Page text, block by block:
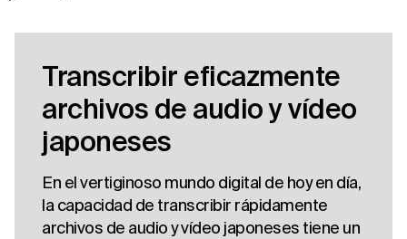
Transcribir eficazmente
archivos de audio y vídeo
japoneses
En el vertiginoso mundo digital de hoy en día,
la capacidad de transcribir rápidamente
archivos de audio y vídeo japoneses tiene un